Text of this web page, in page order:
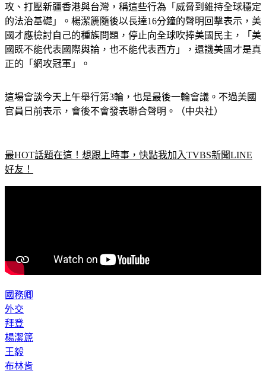
的法治基礎」。楊潔篪隨後以長達16分鐘的聲明回擊表示，美
國才應檢討自己的種族問題，停止向全球吹捧美國民主，「美
國既不能代表國際輿論，也不能代表西方」，還譏美國才是真
正的「網攻冠軍」。
官員日前表示，會後不會發表聯合聲明。（中央社）
好友！
外交
拜登
楊潔篪
王毅
布林肯
美中